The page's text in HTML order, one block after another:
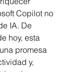
Copilot no
IA. De
hoy, esta
promesa
y,